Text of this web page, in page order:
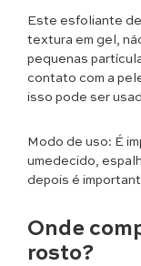
Este esfoliante
textura em gel,
pequenas
contato com a
isso pode ser
Modo de uso: É
umedecido,
depois é
Onde
rosto?